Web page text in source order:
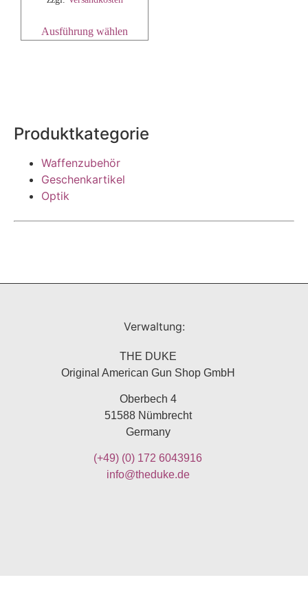
Ausführung wählen
Produktkategorie
Waffenzubehör
Geschenkartikel
Optik
Verwaltung:
THE DUKE
Original American Gun Shop GmbH
Oberbech 4
51588 Nümbrecht
Germany
(+49) (0) 172 6043916
info@theduke.de